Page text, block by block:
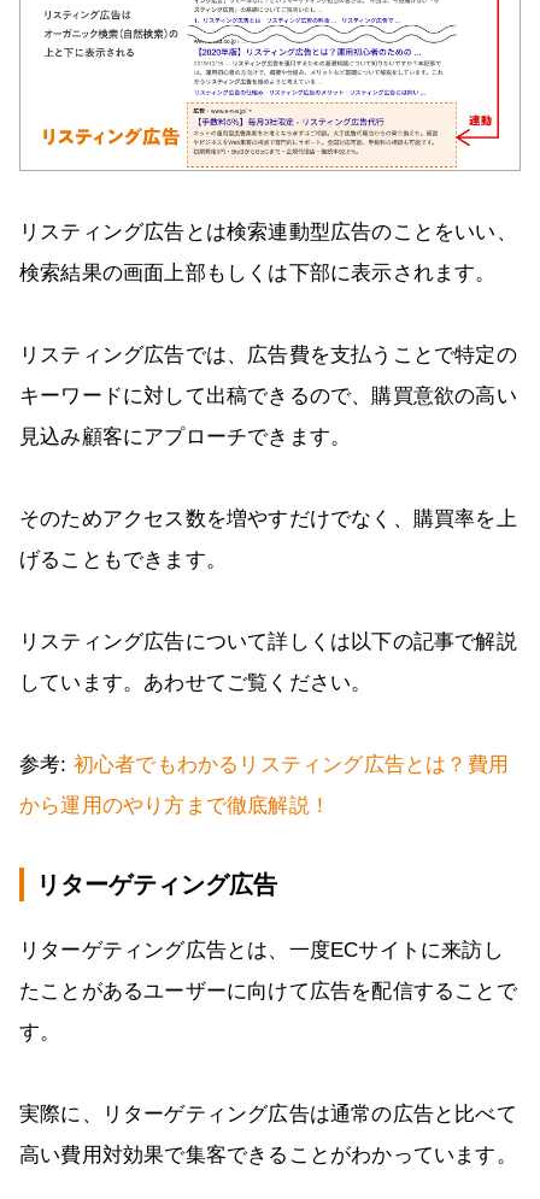
リスティング広告とは検索連動型広告のことをいい、
検索結果の画面上部もしくは下部に表示されます。
リスティング広告では、広告費を支払うことで特定の
キーワードに対して出稿できるので、購買意欲の高い
見込み顧客にアプローチできます。
そのためアクセス数を増やすだけでなく、購買率を上
げることもできます。
リスティング広告について詳しくは以下の記事で解説
しています。あわせてご覧ください。
参考: 初心者でもわかるリスティング広告とは？費用
から運用のやり方まで徹底解説！
リターゲティング広告
リターゲティング広告とは、一度ECサイトに来訪し
たことがあるユーザーに向けて広告を配信することで
す。
実際に、リターゲティング広告は通常の広告と比べて
高い費用対効果で集客できることがわかっています。